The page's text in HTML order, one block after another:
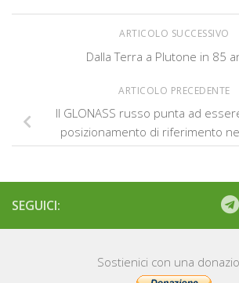
ARTICOLO SUCCESSIVO
Dalla Terra a Plutone in 85
ARTICOLO PRECEDENTE
Il GLONASS russo punta ad
posizionamento di riferimento
SEGUICI:
Sostienici con una